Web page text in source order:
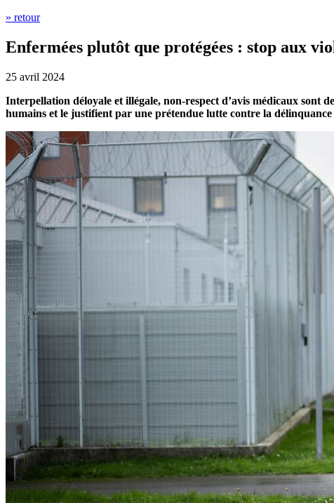
» retour
Enfermées plutôt que protégées : stop aux
25 avril 2024
Interpellation déloyale et illégale, non-respect d’avis médicaux sont
humains et le justifient par une prétendue lutte contre la